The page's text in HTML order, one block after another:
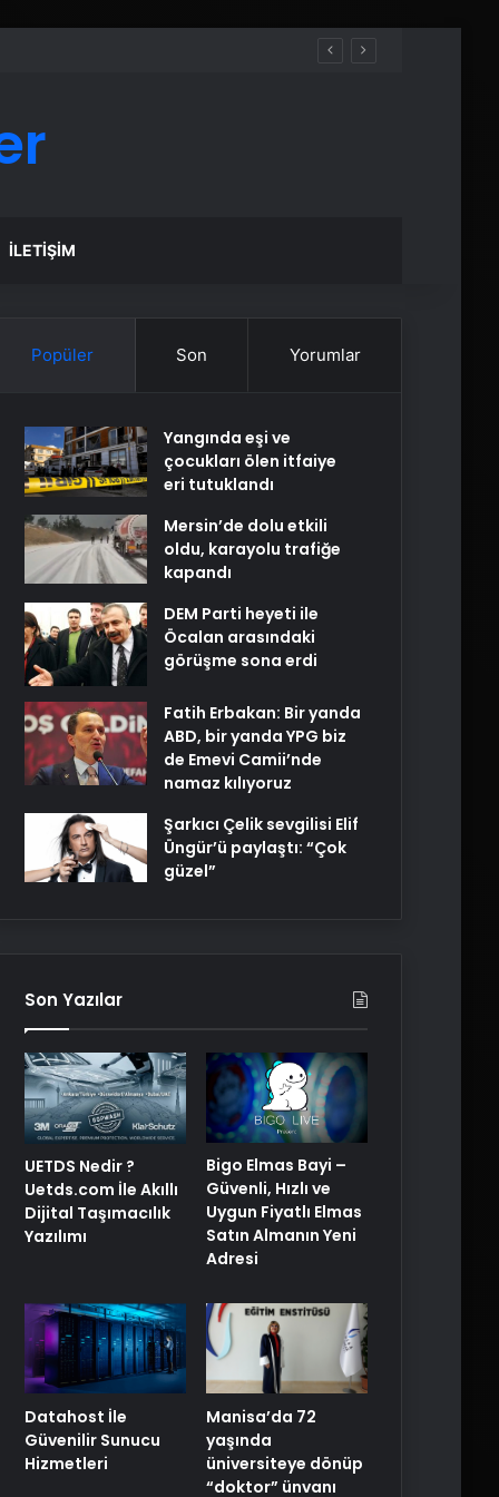
İLETIŞIM
Popüler Son Yorumlar
Yangında eşi ve
çocukları ölen itfaiye
eri tutuklandı
Mersin’de dolu etkili
oldu, karayolu trafiğe
kapandı
DEM Parti heyeti ile
Öcalan arasındaki
görüşme sona erdi
Fatih Erbakan: Bir yanda
ABD, bir yanda YPG biz
de Emevi Camii’nde
namaz kılıyoruz
Şarkıcı Çelik sevgilisi Elif
Üngür’ü paylaştı: “Çok
güzel”
Son Yazılar
UETDS Nedir ?
Uetds.com İle Akıllı
Dijital Taşımacılık
Yazılımı
Bigo Elmas Bayi –
Güvenli, Hızlı ve
Uygun Fiyatlı Elmas
Satın Almanın Yeni
Adresi
Datahost İle
Güvenilir Sunucu
Hizmetleri
Manisa’da 72
yaşında
üniversiteye dönüp
“doktor” ünvanı